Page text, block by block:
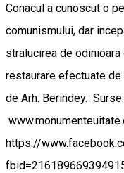
Conacul a cunoscut o
comunismului, dar
stralucirea de
restaurare efectuate
de Arh. Berindey.
https://